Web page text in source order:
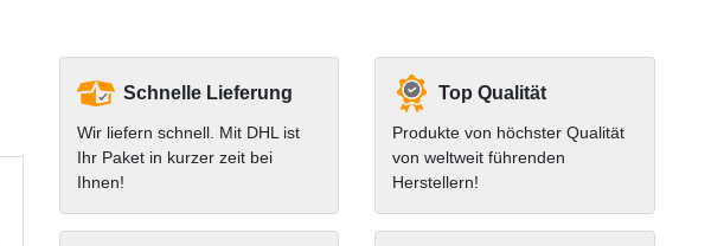
Schnelle Lieferung
Wir liefern schnell. Mit DHL ist
Ihr Paket in kurzer zeit bei
Ihnen!
Top Qualität
Produkte von höchster Qualität
von weltweit führenden
Herstellern!